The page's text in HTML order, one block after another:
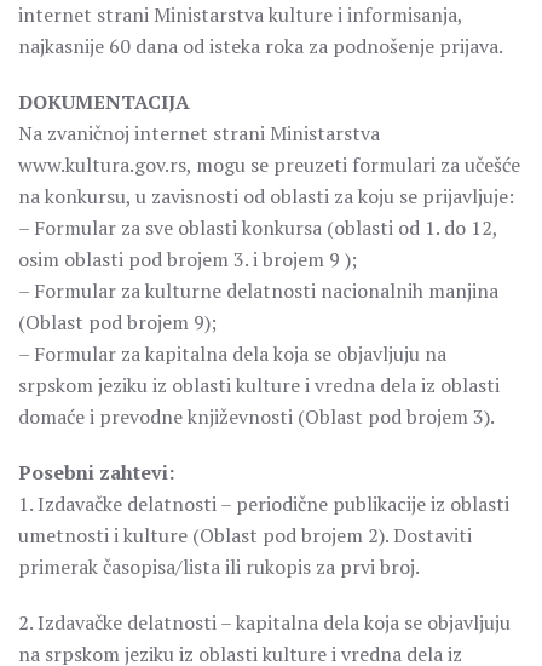
internet strani Ministarstva kulture i informisanja,
najkasnije 60 dana od isteka roka za podnošenje prijava.
DOKUMENTACIJA
Na zvaničnoj internet strani Ministarstva
www.kultura.gov.rs, mogu se preuzeti formulari za učešće
na konkursu, u zavisnosti od oblasti za koju se prijavljuje:
– Formular za sve oblasti konkursa (oblasti od 1. do 12,
osim oblasti pod brojem 3. i brojem 9 );
– Formular za kulturne delatnosti nacionalnih manjina
(Oblast pod brojem 9);
– Formular za kapitalna dela koja se objavljuju na
srpskom jeziku iz oblasti kulture i vredna dela iz oblasti
domaće i prevodne književnosti (Oblast pod brojem 3).
Posebni zahtevi:
1. Izdavačke delatnosti – periodične publikacije iz oblasti
umetnosti i kulture (Oblast pod brojem 2). Dostaviti
primerak časopisa/lista ili rukopis za prvi broj.
2. Izdavačke delatnosti – kapitalna dela koja se objavljuju
na srpskom jeziku iz oblasti kulture i vredna dela iz